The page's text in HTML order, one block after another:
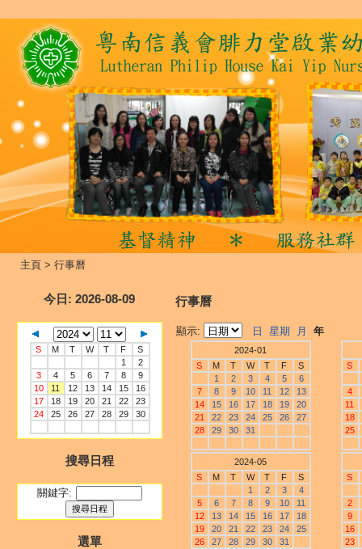
主頁 > 行事曆
今日 : 2026-08-09
S M T W T F
S
1
2
3
4 5 6 7 8
9
10
11 12 13 14 15
16
17
18 19 20 21 22
23
24
25 26 27 28 29 30
搜尋日程
關鍵字:
選單
行事曆
顯示: 日 星期 月 年
2024-01
S
M T W T F
S
1
2 3 4 5
6
7
8 9 10 11 12
13
14
15 16 17 18 19
20
21
22 23 24 25 26
27
28
29 30 31
S
4
11
18
25
2024-05
S
M T W T F
S
1
2 3
4
5
6 7 8 9 10
11
12
13 14 15 16 17
18
19
20 21 22 23 24
25
26
27 28 29 30 31
S
2
9
16
23